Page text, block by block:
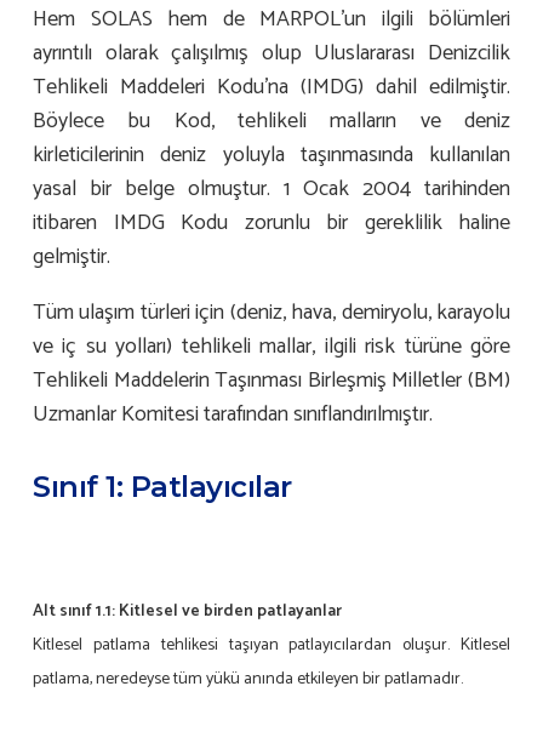
Hem SOLAS hem de MARPOL’un ilgili bölümleri
ayrıntılı olarak çalışılmış olup Uluslararası Denizcilik
Tehlikeli Maddeleri Kodu’na (IMDG) dahil edilmiştir.
Böylece bu Kod, tehlikeli malların ve deniz
kirleticilerinin deniz yoluyla taşınmasında kullanılan
yasal bir belge olmuştur. 1 Ocak 2004 tarihinden
itibaren IMDG Kodu zorunlu bir gereklilik haline
gelmiştir.
Tüm ulaşım türleri için (deniz, hava, demiryolu, karayolu
ve iç su yolları) tehlikeli mallar, ilgili risk türüne göre
Tehlikeli Maddelerin Taşınması Birleşmiş Milletler (BM)
Uzmanlar Komitesi tarafından sınıflandırılmıştır.
Sınıf 1: Patlayıcılar
Alt sınıf 1.1: Kitlesel ve birden patlayanlar
Kitlesel patlama tehlikesi taşıyan patlayıcılardan oluşur. Kitlesel
patlama, neredeyse tüm yükü anında etkileyen bir patlamadır.